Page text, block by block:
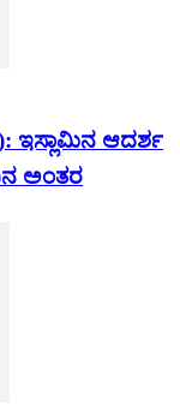
ಇಸ್ಲಾಮಿನ ಆದರ್ಶ
ಅಂತರ